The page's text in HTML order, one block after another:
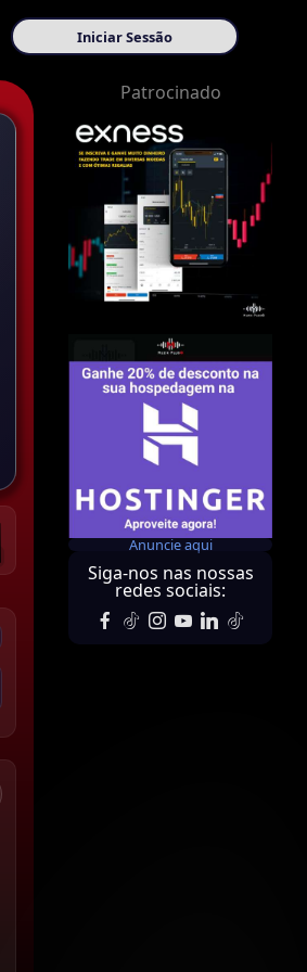
Iniciar Sessão
Patrocinado
Anuncie aqui
Siga-nos nas nossas
redes sociais: